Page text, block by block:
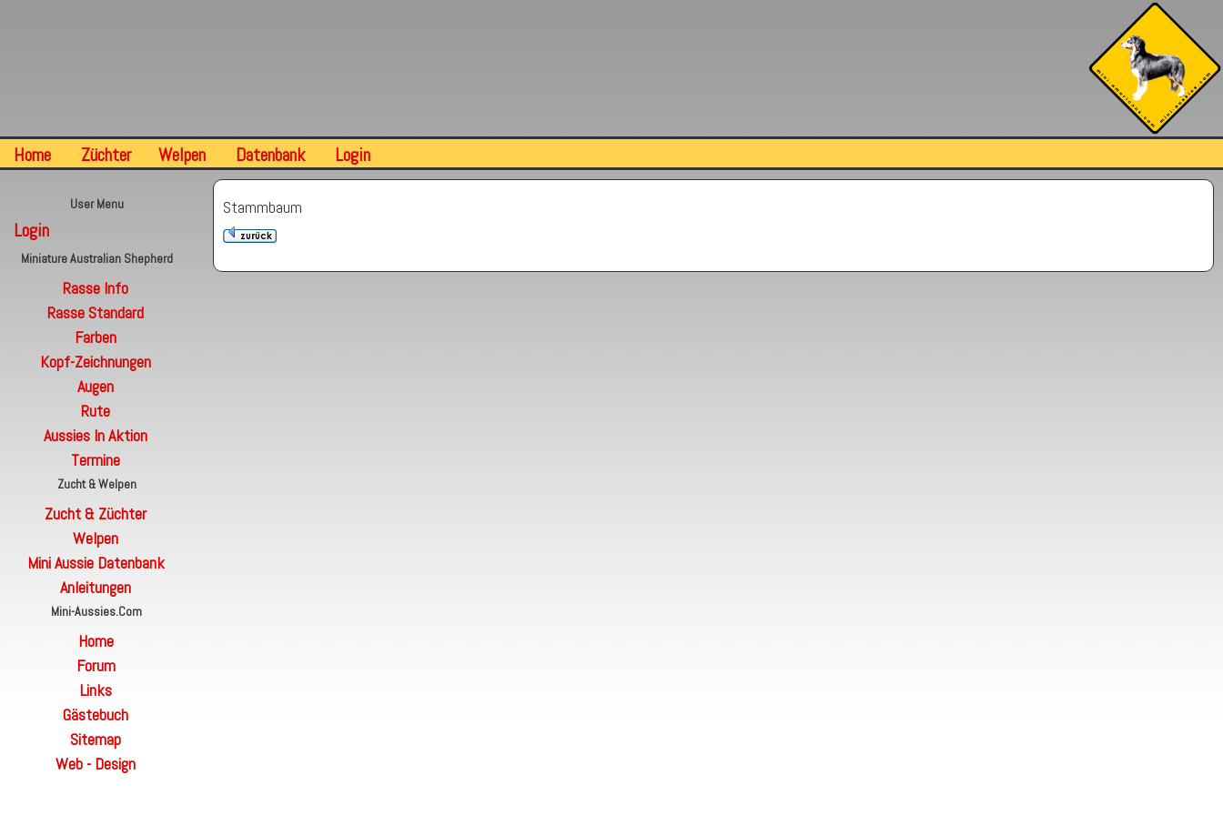
Home Züchter Welpen Datenbank Login
User Menu
Login
Miniature Australian Shepherd
Rasse Info
Rasse Standard
Farben
Kopf-Zeichnungen
Augen
Rute
Aussies In Aktion
Termine
Zucht & Welpen
Zucht & Züchter
Welpen
Mini Aussie Datenbank
Anleitungen
Mini-Aussies.com
Home
Forum
Links
Gästebuch
Sitemap
Web - Design
Stammbaum